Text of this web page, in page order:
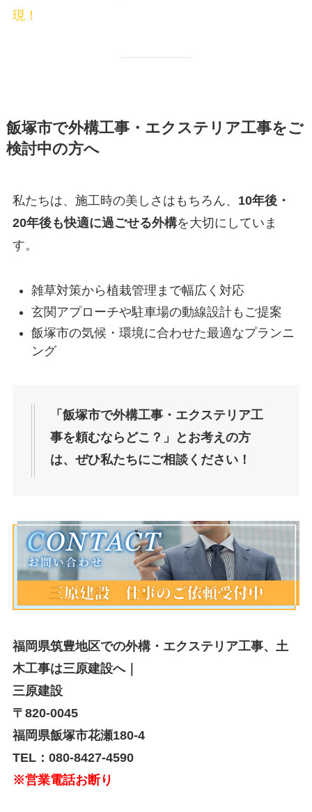
現！
飯塚市で外構工事・エクステリア工事をご
検討中の方へ
私たちは、施工時の美しさはもちろん、 10年後・
20年後も快適に過ごせる外構を大切にしていま
す。
雑草対策から植栽管理まで幅広く対応
玄関アプローチや駐車場の動線設計もご提案
飯塚市の気候・環境に合わせた最適なプランニ
ング
「飯塚市で外構工事・エクステリア工
事を頼むならどこ？」とお考えの方
は、ぜひ私たちにご相談ください！
福岡県筑豊地区での外構・エクステリア工事、土
木工事は三原建設へ｜
三原建設
〒820-0045
福岡県飯塚市花瀬180-4
TEL：080-8427-4590
※営業電話お断り